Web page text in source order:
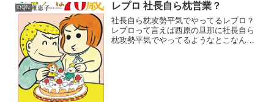
DQN レプロ 社長自ら枕営業？
社長自ら枕攻勢平気でやってるレプロ？
レプロって言えば西原の旦那に社長自ら
枕攻勢平気でやってるようなとこなんだ